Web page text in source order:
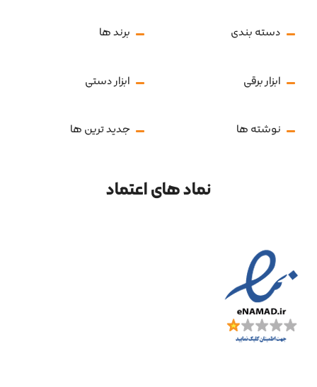
دسته بندی برند ها
ابزار برقی ابزار دستی
نوشته ها جدید ترین ها
نماد های اعتماد